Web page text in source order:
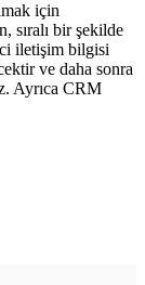
için
sıralı bir şekilde
iletişim bilgisi
ve daha sonra
Ayrıca CRM